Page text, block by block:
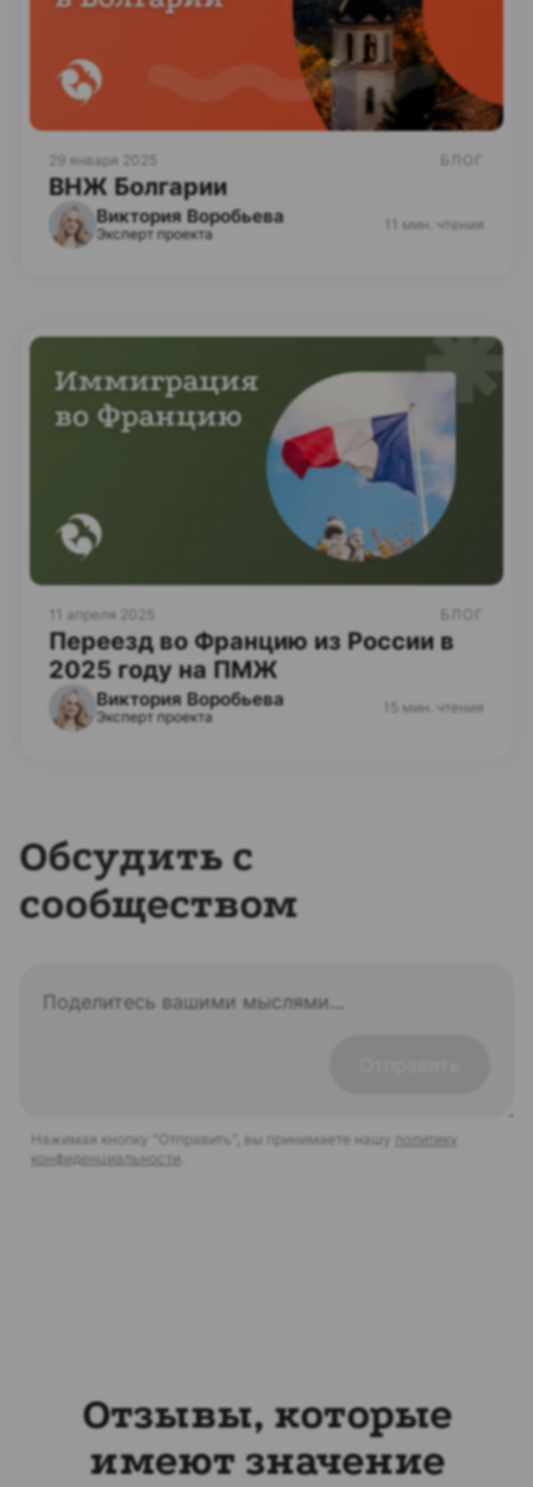
29 января 2025
ВНЖ Болгарии
Виктория Воробьева
Эксперт проекта 11 мин. чтения
11 апреля 2025
Переезд во Францию из России в
2025 году на ПМЖ
Виктория Воробьева
Эксперт проекта 15 мин. чтения
Обсудить с
сообществом
Нажимая кнопку "Отправить", вы принимаете нашу политику
конфиденциальности
Отзывы, которые
имеют значение